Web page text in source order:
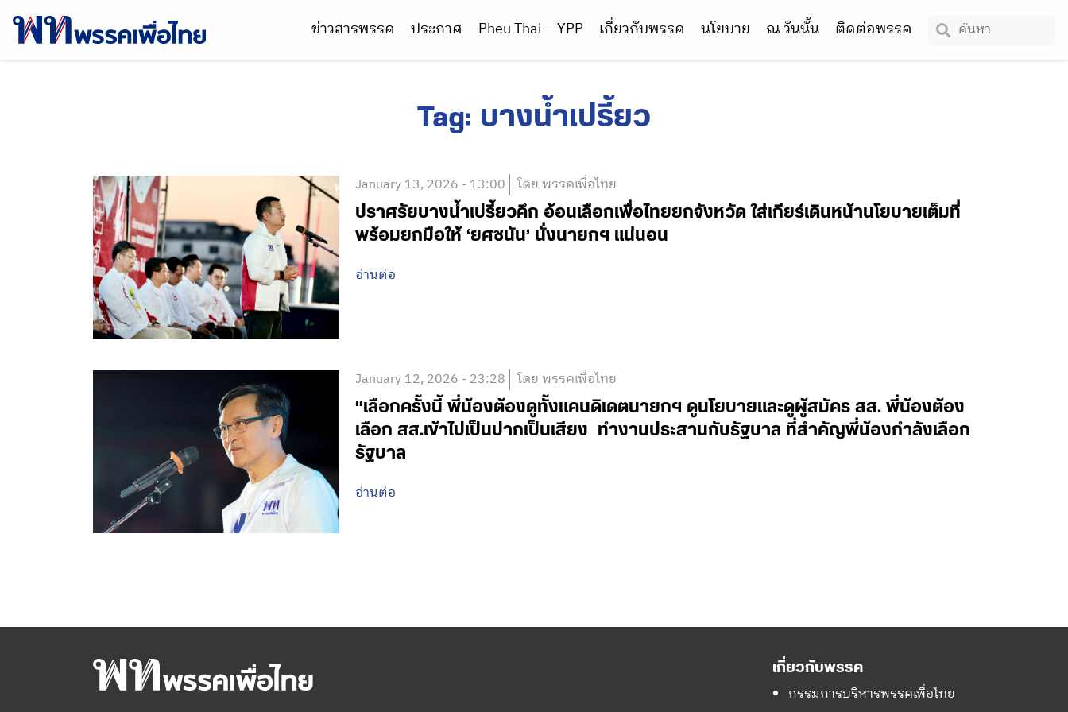
ข่าวสารพรรค ประกาศ Pheu Thai – YPP เกี่ยวกับพรรค นโยบาย ณ วันนั้น ติดต่อพรรค
Tag: บางน้ำเปรี้ยว
January 13, 2026 - 13:00 โดย พรรคเพื่อไทย
ปราศรัยบางน้ำเปรี้ยวคึก อ้อนเลือกเพื่อไทยยกจังหวัด ใส่เกียร์เดินหน้านโยบายเต็มที่
พร้อมยกมือให้ ‘ยศชนัน’ นั่งนายกฯ แน่นอน
อ่านต่อ
January 12, 2026 - 23:28 โดย พรรคเพื่อไทย
“เลือกครั้งนี้ พี่น้องต้องดูทั้งแคนดิเดตนายกฯ ดูนโยบายและดูผู้สมัคร สส. พี่น้องต้อง
เลือก สส.เข้าไปเป็นปากเป็นเสียง ทำงานประสานกับรัฐบาล ที่สำคัญพี่น้องกำลังเลือก
รัฐบาล
อ่านต่อ
เกี่ยวกับพรรค
กรรมการบริหารพรรคเพื่อไทย